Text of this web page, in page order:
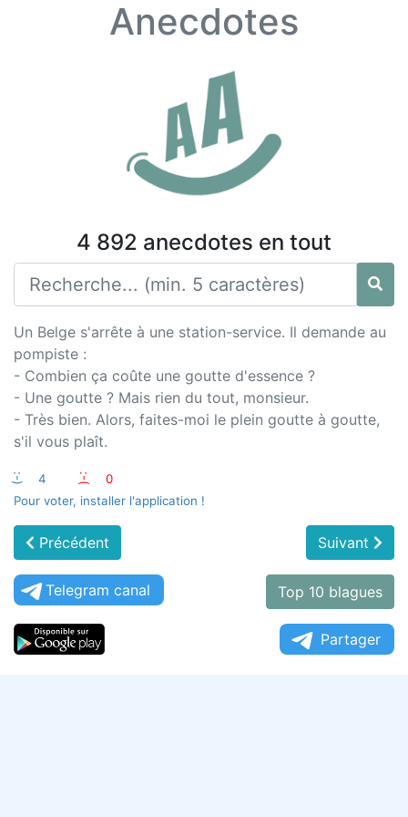
Anecdotes
4 892 anecdotes en tout
Un Belge s'arrête à une station-service. Il demande au
pompiste :
- Combien ça coûte une goutte d'essence ?
- Une goutte ? Mais rien du tout, monsieur.
- Très bien. Alors, faites-moi le plein goutte à goutte,
s'il vous plaît.
:-) 4 :-(
0
Pour voter, installer l'application !
Précédent Suivant
Telegram canal Top 10 blagues
Partager